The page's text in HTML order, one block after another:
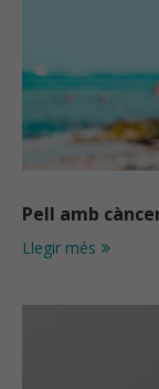
Pell amb
Llegir més